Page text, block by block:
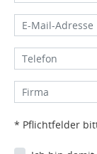
* Pflichtfelder